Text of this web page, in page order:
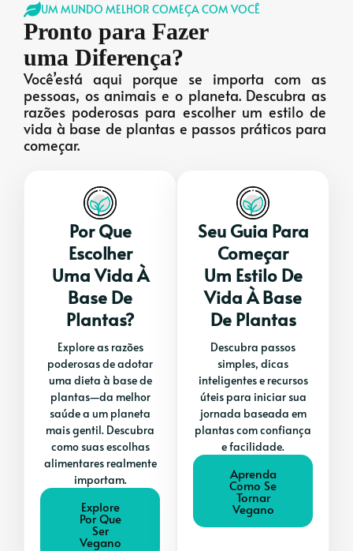
UM MUNDO MELHOR COMEÇA COM VOCÊ
Pronto para Fazer
uma Diferença?
Você’está aqui porque se importa com as
pessoas, os animais e o planeta. Descubra as
razões poderosas para escolher um estilo de
vida à base de plantas e passos práticos para
começar.
Por Que
Escolher
Uma Vida À
Base De
Plantas?
Explore as razões
poderosas de adotar
uma dieta à base de
plantas—da melhor
saúde a um planeta
mais gentil. Descubra
como suas escolhas
alimentares realmente
importam.
Explore
Por Que
Ser
Vegano
Seu Guia Para
Começar
Um Estilo De
Vida À Base
De Plantas
Descubra passos
simples, dicas
inteligentes e recursos
úteis para iniciar sua
jornada baseada em
plantas com confiança
e facilidade.
Aprenda
Como Se
Tornar
Vegano